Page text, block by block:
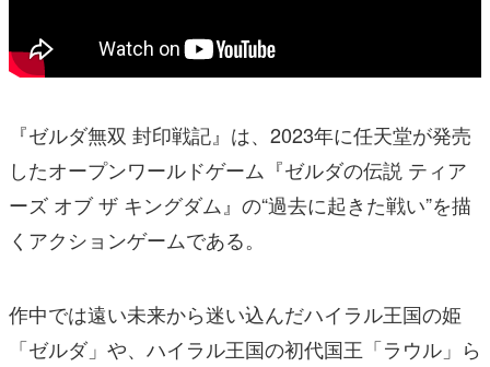
『ゼルダ無双 封印戦記』は、2023年に任天堂が発売
したオープンワールドゲーム『ゼルダの伝説 ティア
ーズ オブ ザ キングダム』の“過去に起きた戦い”を描
くアクションゲームである。
作中では遠い未来から迷い込んだハイラル王国の姫
「ゼルダ」や、ハイラル王国の初代国王「ラウル」ら